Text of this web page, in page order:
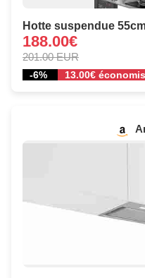
Hotte suspendue
188.00€
201.00 EUR
-6% 13.00€